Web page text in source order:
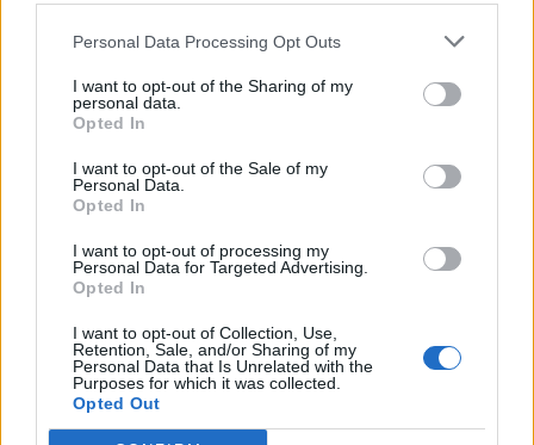
Personal Data Processing Opt Outs
I want to opt-out of the Sharing of my
personal data.
Opted In
I want to opt-out of the Sale of my
Personal Data.
Opted In
I want to opt-out of processing my
Personal Data for Targeted Advertising.
Opted In
I want to opt-out of Collection, Use,
Retention, Sale, and/or Sharing of my
Personal Data that Is Unrelated with the
Purposes for which it was collected.
Opted Out
KAPCSOLÓDÓ CIKKEK TÖBB A SZERZŐTŐL
Minka 14. rész
Halál a Tresco-szigeten – A Josh
Clayton-ügy